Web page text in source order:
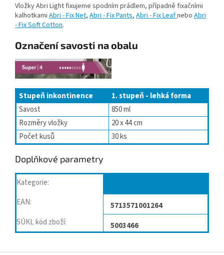
Vložky Abri Light fixujeme spodním prádlem, případně fixačními
kalhotkami Abri - Fix Net, Abri - Fix Pants, Abri - Fix Leafnebo Abri
- Fix Soft Cotton.
Označení savosti na obalu
Stupeň inkontinence
1. stupeň - lehká forma
Savost
850 ml
Rozměry vložky
20 x 44 cm
Počet kusů
30 ks
Doplňkové parametry
Kategorie:
EAN:
5713571001264
SÚKL kód zboží: 5003466